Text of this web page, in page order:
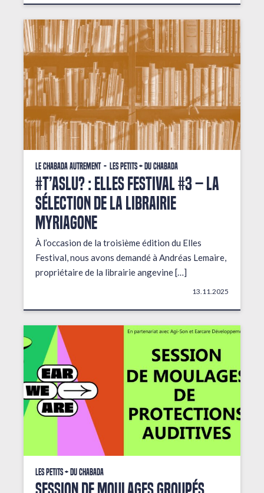
Le Chabada autrement Les petits + du Chabada
#T’AsLu? : ELLES FESTIVAL #3 – La
sélection de la librairie
Myriagone
À l’occasion de la troisième édition du Elles
Festival, nous avons demandé à Andréas Lemaire,
propriétaire de la librairie angevine […]
13.11.2025
Les petits + du Chabada